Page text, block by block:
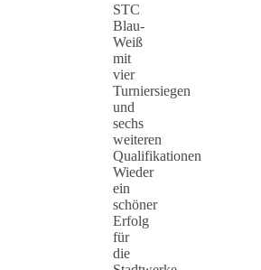
STC
Blau-
Weiß
mit
vier
Turniersiegen
und
sechs
weiteren
Qualifikationen
Wieder
ein
schöner
Erfolg
für
die